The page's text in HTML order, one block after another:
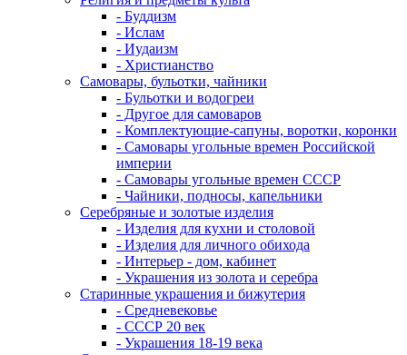
- Буддизм
- Ислам
- Иудаизм
- Христианство
Самовары, бульотки, чайники
- Бульотки и водогреи
- Другое для самоваров
- Комплектующие-сапуны, воротки, коронки
- Самовары угольные времен Российской
империи
- Самовары угольные времен СССР
- Чайники, подносы, капельники
Серебряные и золотые изделия
- Изделия для кухни и столовой
- Изделия для личного обихода
- Интерьер - дом, кабинет
- Украшения из золота и серебра
Старинные украшения и бижутерия
- Средневековье
- СССР 20 век
- Украшения 18-19 века